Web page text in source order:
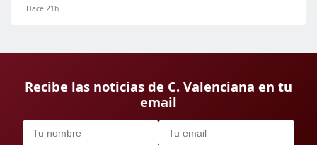
Hace 21h
Recibe las noticias de C. Valenciana en tu
email